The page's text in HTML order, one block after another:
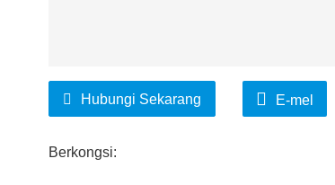
Hubungi Sekarang E-mel
Berkongsi: